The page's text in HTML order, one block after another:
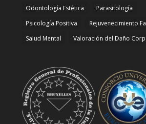
Odontología Estética
Parasitología
Psicología Positiva
Rejuvenecimiento
Salud Mental
Valoración del Daño